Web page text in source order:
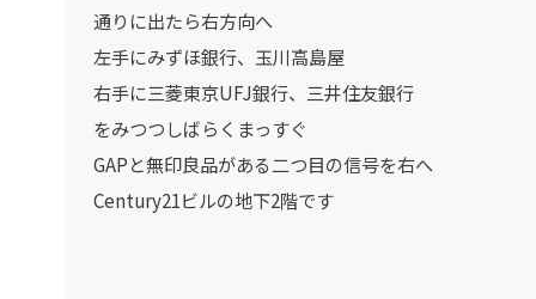
通りに出たら右方向へ
左手にみずほ銀行、玉川高島屋
右手に三菱東京UFJ銀行、三井住友銀行
をみつつしばらくまっすぐ
GAPと無印良品がある二つ目の信号を右へ
Century21ビルの地下2階です